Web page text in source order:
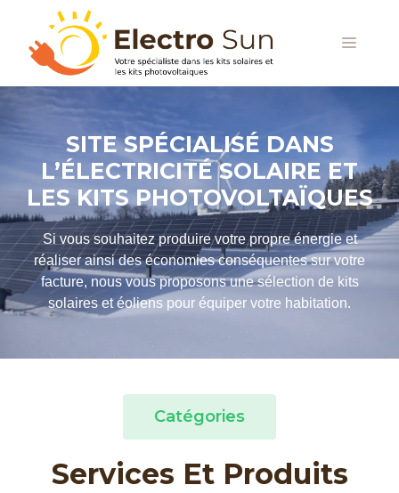
contenu
MENU
SITE SPÉCIALISÉ DANS
L’ÉLECTRICITÉ SOLAIRE ET
LES KITS PHOTOVOLTAÏQUES
Si vous souhaitez produire votre propre énergie et
réaliser ainsi des économies conséquentes sur votre
facture, nous vous proposons une sélection de kits
solaires et éoliens pour équiper votre habitation.
Catégories
Services Et Produits